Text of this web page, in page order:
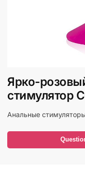
Ярко-
стимулятор
Анальные